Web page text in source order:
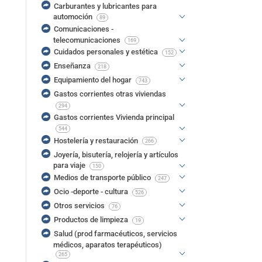
Carburantes y lubricantes para
automoción
89
Comunicaciones -
telecomunicaciones
169
Cuidados personales y estética 152
Enseñanza 218
Equipamiento del hogar 743
Gastos corrientes otras viviendas
294
Gastos corrientes Vivienda principal
544
Hostelería y restauración 266
Joyería, bisutería, relojería y artículos
para viaje
150
Medios de transporte público 247
Ocio -deporte - cultura 526
Otros servicios 76
Productos de limpieza 19
Salud (prod farmacéuticos, servicios
médicos, aparatos terapéuticos)
265